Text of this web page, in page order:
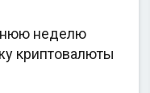
неделю
криптовалюты